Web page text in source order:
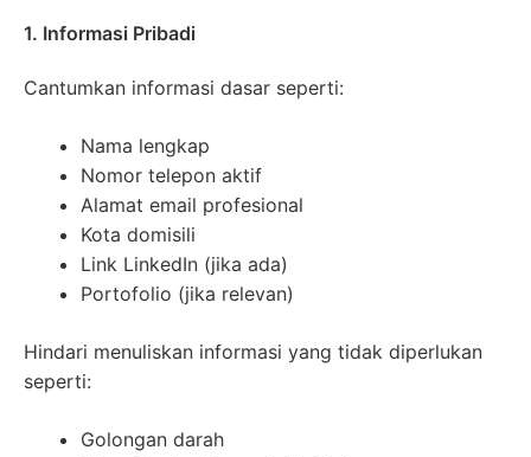
1. Informasi Pribadi
Cantumkan informasi dasar seperti:
Nama lengkap
Nomor telepon aktif
Alamat email profesional
Kota domisili
Link LinkedIn (jika ada)
Portofolio (jika relevan)
Hindari menuliskan informasi yang tidak diperlukan
seperti:
Golongan darah